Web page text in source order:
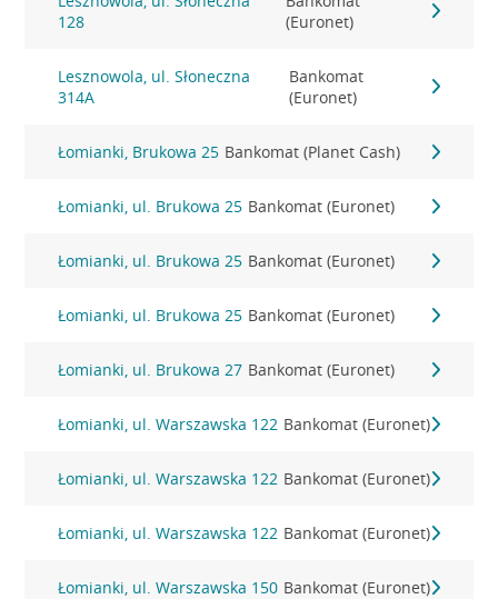
128
(Euronet)
Lesznowola, ul. Słoneczna
314A
Bankomat
(Euronet)
Łomianki, Brukowa 25 Bankomat (Planet Cash)
Łomianki, ul. Brukowa 25 Bankomat (Euronet)
Łomianki, ul. Brukowa 25 Bankomat (Euronet)
Łomianki, ul. Brukowa 25 Bankomat (Euronet)
Łomianki, ul. Brukowa 27 Bankomat (Euronet)
Łomianki, ul. Warszawska 122 Bankomat (Euronet)
Łomianki, ul. Warszawska 122 Bankomat (Euronet)
Łomianki, ul. Warszawska 122 Bankomat (Euronet)
Łomianki, ul. Warszawska 150 Bankomat (Euronet)